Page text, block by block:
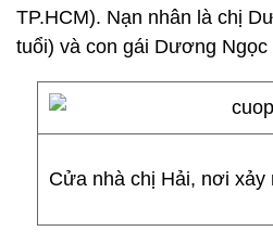
TP.HCM). Nạn nhân là chị
tuổi) và con gái Dương
Cửa nhà chị Hải, nơi